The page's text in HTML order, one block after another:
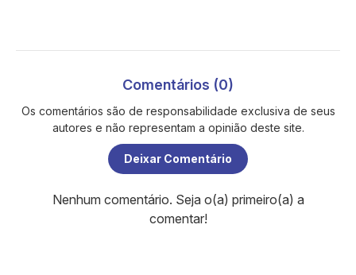
Comentários (0)
Os comentários são de responsabilidade exclusiva de seus
autores e não representam a opinião deste site.
Deixar Comentário
Nenhum comentário. Seja o(a) primeiro(a) a
comentar!